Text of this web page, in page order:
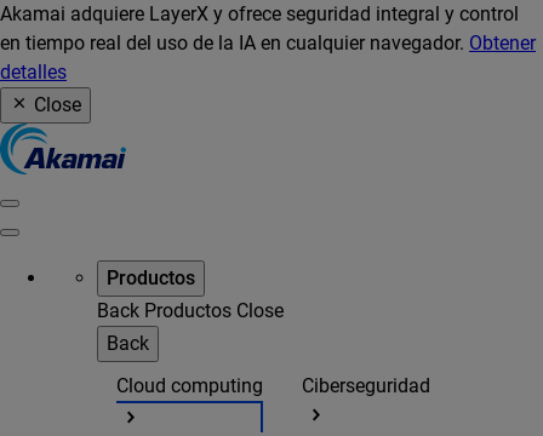
Akamai adquiere LayerX y ofrece seguridad integral y control
en tiempo real del uso de la IA en cualquier navegador. Obtener
detalles
Close
Productos
Back Productos Close
Back
Cloud computing
Ciberseguridad